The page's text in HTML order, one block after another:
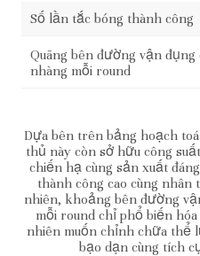
Số lần tắc bóng thành công
Quãng bên đường vận đụng
nhàng mỗi round
Dựa bên trên bảng hoạch
thủ này còn sở hữu công
chiến hạ cùng sản xuất
thành công cao cùng nhân
nhiên, khoảng bên đường
mỗi round chỉ phổ biến
nhiên muốn chỉnh chữa thể
bạo dạn cùng tích